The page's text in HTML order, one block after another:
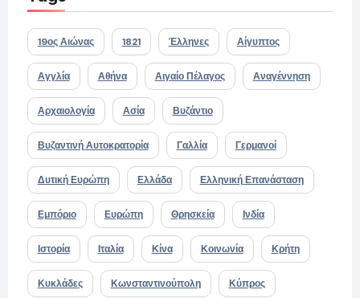
19ος Αιώνας 1821 Έλληνες Αίγυπτος
Αγγλία Αθήνα Αιγαίο Πέλαγος Αναγέννηση
Αρχαιολογία Ασία Βυζάντιο
Βυζαντινή Αυτοκρατορία Γαλλία Γερμανοί
Δυτική Ευρώπη Ελλάδα Ελληνική Επανάσταση
Εμπόριο Ευρώπη Θρησκεία Ινδία
Ιστορία Ιταλία Κίνα Κοινωνία Κρήτη
Κυκλάδες Κωνσταντινούπολη Κύπρος